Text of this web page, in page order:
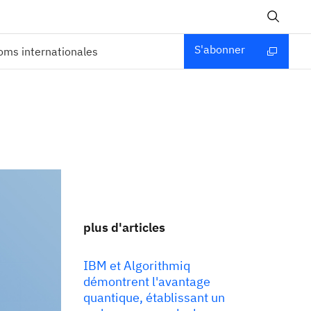
internationales S'abonner
plus d'articles
IBM et Algorithmiq
démontrent l'avantage
quantique, établissant un